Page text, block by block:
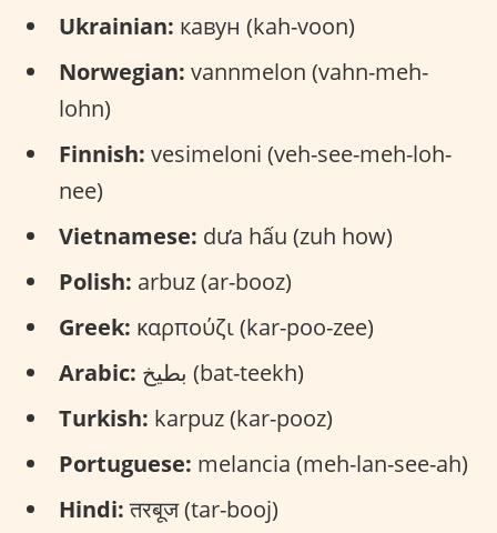
Ukrainian: кавун (kah-voon)
Norwegian: vannmelon (vahn-meh-
lohn)
Finnish: vesimeloni (veh-see-meh-loh-
nee)
Vietnamese: dưa hấu (zuh how)
Polish: arbuz (ar-booz)
Greek: καρπούζι (kar-poo-zee)
Arabic:
بطيخ (bat-teekh)
Turkish: karpuz (kar-pooz)
Portuguese: melancia (meh-lan-see-ah)
Hindi:तरबूज (tar-booj)